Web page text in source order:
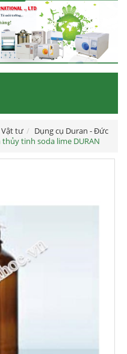
Vật tư
Dụng cụ Duran - Đức
tinh soda lime DURAN